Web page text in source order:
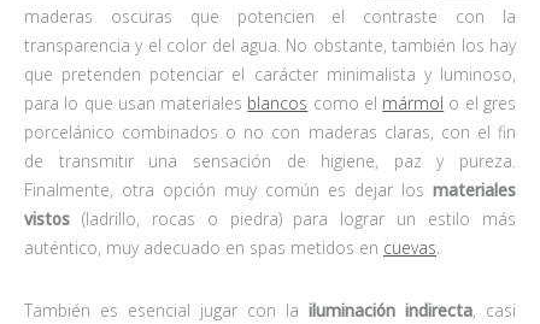
maderas oscuras que potencien el contraste con la
transparencia y el color del agua. No obstante, también los hay
que pretenden potenciar el carácter minimalista y luminoso,
para lo que usan materiales blancos como el mármol o el gres
porcelánico combinados o no con maderas claras, con el fin
de transmitir una sensación de higiene, paz y pureza.
Finalmente, otra opción muy común es dejar los materiales
vistos (ladrillo, rocas o piedra) para lograr un estilo más
auténtico, muy adecuado en spas metidos en cuevas.
También es esencial jugar con la iluminación indirecta, casi